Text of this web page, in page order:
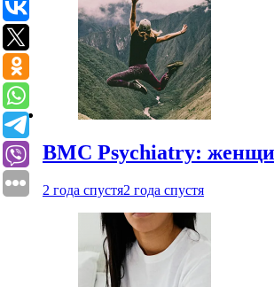
BMC Psychiatry:
2 года спустя2 года спустя